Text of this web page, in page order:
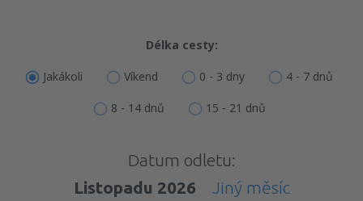
Délka cesty:
Jakákoli Víkend 0 - 3 dny 4 - 7 dnů
8 - 14 dnů 15 - 21 dnů
Datum odletu:
Listopadu 2026
Jiný měsíc